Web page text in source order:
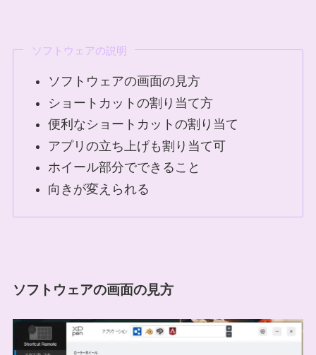
ソフトウェアの説明
ソフトウェアの画面の見方
ショートカットの割り当て方
便利なショートカットの割り当て
アプリの立ち上げも割り当て可
ホイール部分でできること
向きが変えられる
ソフトウェアの画面の見方